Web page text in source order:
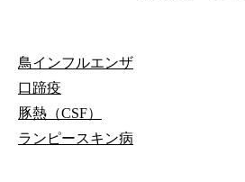
鳥インフルエンザ
口蹄疫
豚熱（CSF）
ランピースキン病